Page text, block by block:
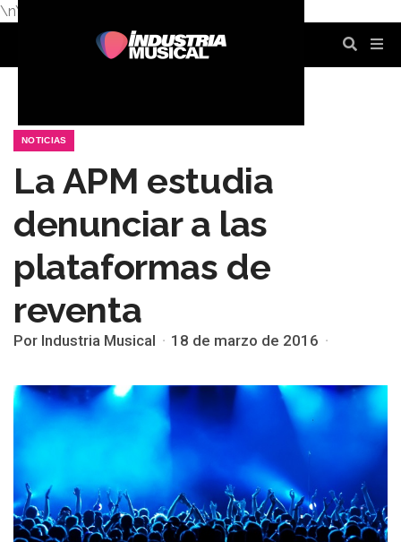
\n\n
NOTICIAS
La APM estudia
denunciar a las
plataformas de
reventa
Por Industria Musical 18 de marzo de 2016